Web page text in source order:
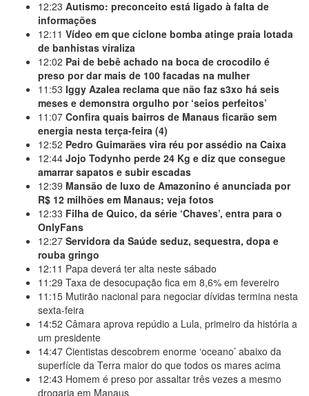
12:23 Autismo: preconceito está ligado à falta de
informações
12:11 Vídeo em que ciclone bomba atinge praia lotada
de banhistas viraliza
12:02 Pai de bebê achado na boca de crocodilo é
preso por dar mais de 100 facadas na mulher
11:53 Iggy Azalea reclama que não faz s3xo há seis
meses e demonstra orgulho por ‘seios perfeitos’
11:07 Confira quais bairros de Manaus ficarão sem
energia nesta terça-feira (4)
12:52 Pedro Guimarães vira réu por assédio na Caixa
12:44 Jojo Todynho perde 24 Kg e diz que consegue
amarrar sapatos e subir escadas
12:39 Mansão de luxo de Amazonino é anunciada por
R$ 12 milhões em Manaus; veja fotos
12:33 Filha de Quico, da série ‘Chaves’, entra para o
OnlyFans
12:27 Servidora da Saúde seduz, sequestra, dopa e
rouba gringo
12:11 Papa deverá ter alta neste sábado
11:29 Taxa de desocupação fica em 8,6% em fevereiro
11:15 Mutirão nacional para negociar dívidas termina nesta
sexta-feira
14:52 Câmara aprova repúdio a Lula, primeiro da história a
um presidente
14:47 Cientistas descobrem enorme ‘oceano’ abaixo da
superfície da Terra maior do que todos os mares acima
12:43 Homem é preso por assaltar três vezes a mesmo
drogaria em Manaus